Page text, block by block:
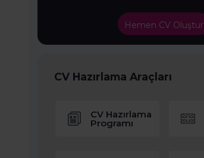
Hemen CV Oluştur
CV Hazırlama Araçları
CV Hazırlama
Programı